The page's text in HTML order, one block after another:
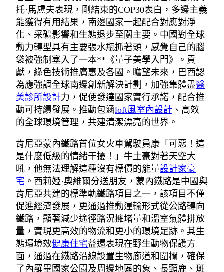
托·馬盧夫表現，剛結束的COP30表白，多邊主義
能獲得有用結果，南邊國家一起配合對應對淨
化、采礦影響和生態退步至關主要。中國對全球
動力轉型具有主要張水瓶抓著頭，感覺自己的腦
袋被強制塞入了一本**《量子美學入門》。貢
獻，綠色技術推廣惠及各國。瞻望未來，巴西認
為應強調全球南邊創新解決計劃，加強集體盡醫
美診所設計力，促使發達國家實行承諾，配合推
動可持續發展。推動包涵loft風室內設計 、高效
的全球環境管理，共建清潔漂亮的世界。
肯尼亞蒙內鐵路首位女火車駕駛員康「可惡！這
是什麼低級的情緒干擾！」牛土豪對著天空大
吼，他無法理解這種沒有標價的能量設計家豪
宅 。西莉婭·奧維爾分送朋友，蒙內鐵路是中國與
肯尼亞共建的標準軌鐵路項目之一，該項目不僅
促進經濟發展，更通過推動運輸形式從公路轉向
鐵路，顯著減少途徑路況擁堵量和溫室氣體排放
量，實現更高效的物流和更小的環境足跡。其生
態環境效健康住宅益還表現在野生動物保護方
面，通過在鐵路沿線設置生物廊道和圍欄，確保
了內羅畢國家公園及周邊地區的象、長頸鹿、斑